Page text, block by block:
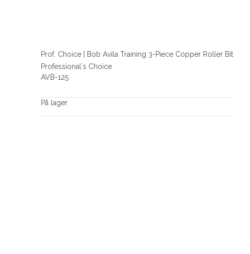
Prof. Choice | Bob Avila Training 3-Piece Copper Roller Bit
Professional´s Choice
AVB-125
På lager